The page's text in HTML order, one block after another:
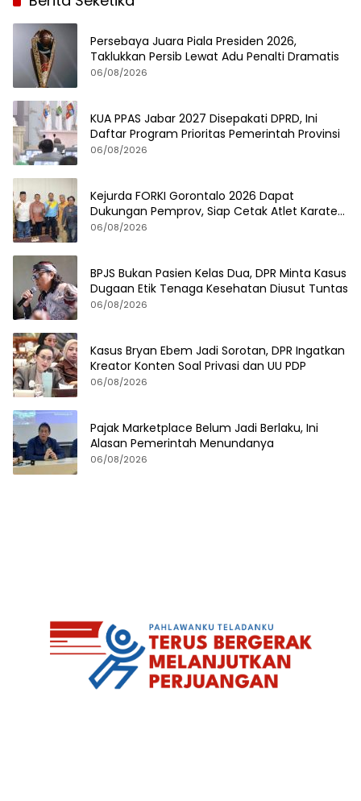
Persebaya Juara Piala Presiden 2026,
Taklukkan Persib Lewat Adu Penalti Dramatis
06/08/2026
KUA PPAS Jabar 2027 Disepakati DPRD, Ini
Daftar Program Prioritas Pemerintah Provinsi
06/08/2026
Kejurda FORKI Gorontalo 2026 Dapat
Dukungan Pemprov, Siap Cetak Atlet Karate
Berprestasi
06/08/2026
BPJS Bukan Pasien Kelas Dua, DPR Minta Kasus
Dugaan Etik Tenaga Kesehatan Diusut Tuntas
06/08/2026
Kasus Bryan Ebem Jadi Sorotan, DPR Ingatkan
Kreator Konten Soal Privasi dan UU PDP
06/08/2026
Pajak Marketplace Belum Jadi Berlaku, Ini
Alasan Pemerintah Menundanya
06/08/2026